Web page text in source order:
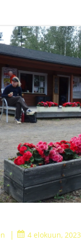
| 4 elokuun, 2023